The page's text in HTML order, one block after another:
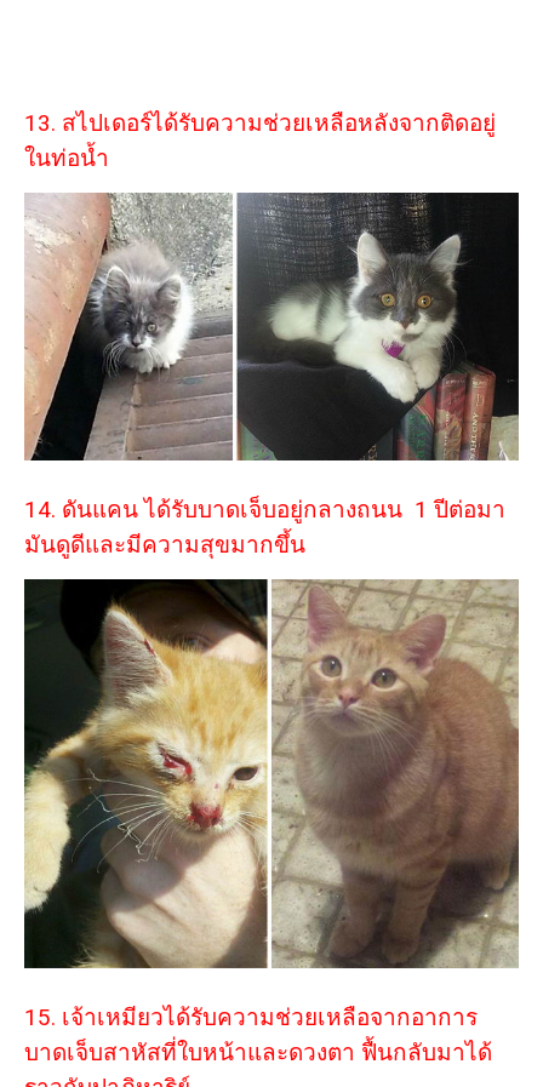
13. สไปเดอร์ได้รับความช่วยเหลือหลังจากติดอยู่
ในท่อน้ำ
14. ดันแคน ได้รับบาดเจ็บอยู่กลางถนน 1 ปีต่อมา
มันดูดีและมีความสุขมากขึ้น
15. เจ้าเหมียวได้รับความช่วยเหลือจากอาการ
บาดเจ็บสาหัสที่ใบหน้าและดวงตา ฟื้นกลับมาได้